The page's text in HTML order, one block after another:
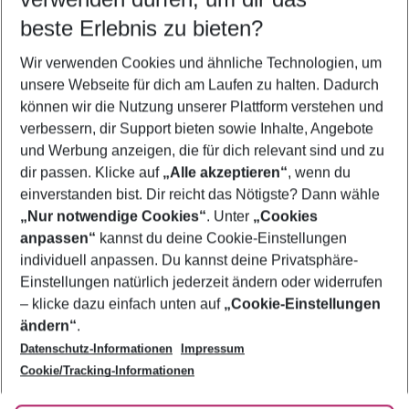
5-8 Nächte
2 Erwachsene Keine Kinder
Mehr Filter anzeigen
Footer
Footer navigation
Über uns
AGB
Bestpreisgarantie
Cookie-Einstellungen ändern
Cookie-Richtlinie
Agenturbetreuung
Barrierefreies Reisen
Folge uns
beste Erlebnis zu bieten?
Wir verwenden Cookies und ähnliche Technologien, um
unsere Webseite für dich am Laufen zu halten. Dadurch
können wir die Nutzung unserer Plattform verstehen und
verbessern, dir Support bieten sowie Inhalte, Angebote
und Werbung anzeigen, die für dich relevant sind und zu
dir passen. Klicke auf „Alle akzeptieren“, wenn du
einverstanden bist. Dir reicht das Nötigste? Dann wähle
„Nur notwendige Cookies“. Unter „Cookies
anpassen“ kannst du deine Cookie-Einstellungen
individuell anpassen. Du kannst deine Privatsphäre-
Einstellungen natürlich jederzeit ändern oder widerrufen
– klicke dazu einfach unten auf „Cookie-Einstellungen
ändern“.
Datenschutz-Informationen
Impressum
Cookie/Tracking-Informationen